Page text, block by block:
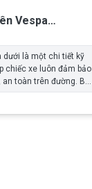
Vespa
Lib,…3V –
dưới là một chi tiết kỹ
chiếc xe luôn đảm bảo
toàn trên đường. Bộ
kiểm tra định kỳ bởi